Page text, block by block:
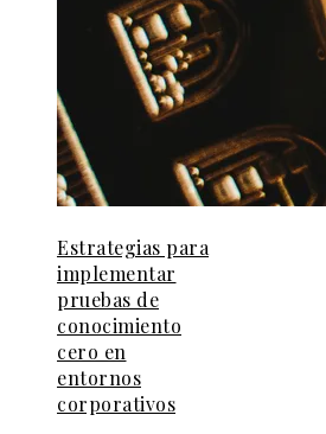
Estrategias para
implementar
pruebas de
conocimiento
cero en
entornos
corporativos